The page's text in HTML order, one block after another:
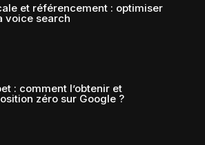
et référencement : optimiser
voice search
: comment l’obtenir et
zéro sur Google ?